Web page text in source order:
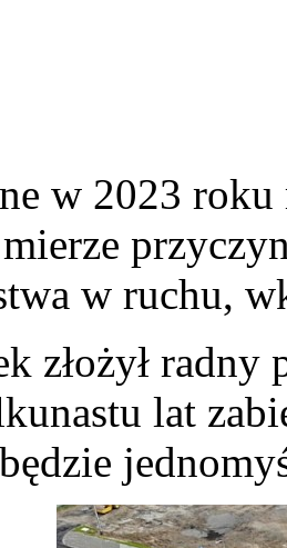
w 2023
w ruchu,
złożył
lat